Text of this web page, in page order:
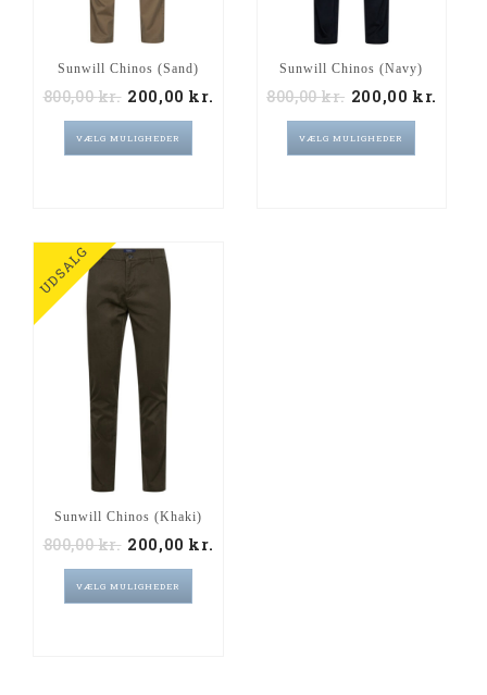
Sunwill Chinos (Sand)
800,00kr. 200,00kr.
VÆLG MULIGHEDER
Sunwill Chinos (Navy)
800,00kr. 200,00 kr.
VÆLG MULIGHEDER
UDSALG
Sunwill Chinos (Khaki)
800,00kr. 200,00kr.
VÆLG MULIGHEDER